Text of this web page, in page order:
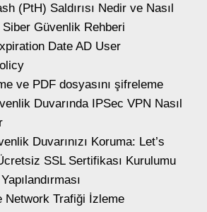
(PtH) Saldırısı Nedir ve Nasıl
Siber Güvenlik Rehberi
Date AD User
ve PDF dosyasını şifreleme
Duvarında IPSec VPN Nasıl
Duvarınızı Koruma: Let’s
SSL Sertifikası Kurulumu
Network Trafiği İzleme